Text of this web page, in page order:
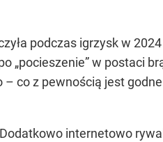
podczas igrzysk w
„pocieszenie” w postaci
co z pewnością jest godne
internetowo